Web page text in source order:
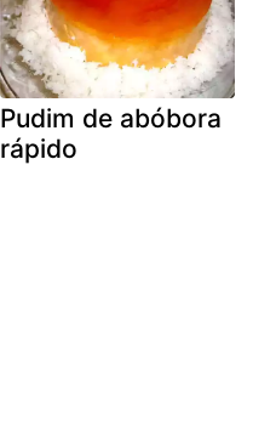
Pudim de abóbora
rápido